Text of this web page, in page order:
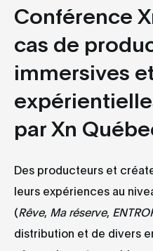
Conférence
cas de
immersives
par Xn
Des producteurs et
leurs expériences au
(Rêve, Ma réserve,
distribution et de divers